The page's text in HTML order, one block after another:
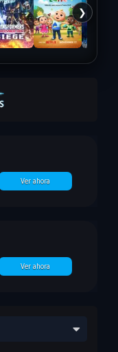
❯
Ver ahora
Ver ahora